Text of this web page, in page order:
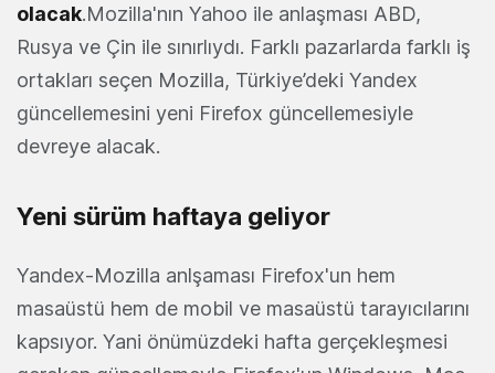
olacak.Mozilla'nın Yahoo ile anlaşması ABD,
Rusya ve Çin ile sınırlıydı. Farklı pazarlarda farklı iş
ortakları seçen Mozilla, Türkiye’deki Yandex
güncellemesini yeni Firefox güncellemesiyle
devreye alacak.
Yeni sürüm haftaya geliyor
Yandex-Mozilla anlşaması Firefox'un hem
masaüstü hem de mobil ve masaüstü tarayıcılarını
kapsıyor. Yani önümüzdeki hafta gerçekleşmesi